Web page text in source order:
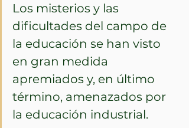
Los misterios y las
dificultades del campo de
la educación se han visto
en gran medida
apremiados y, en último
término, amenazados por
la educación industrial.